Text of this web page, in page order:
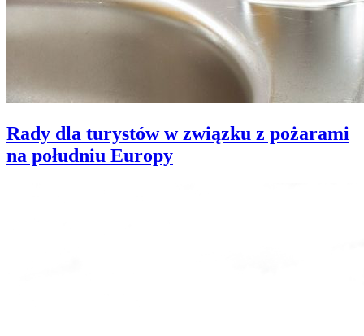
Rady dla turystów w związku z pożarami
na południu Europy